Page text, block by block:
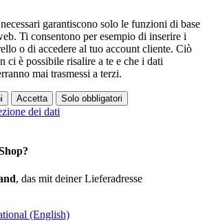
garantiscono solo le funzioni di base
Ti consentono per esempio di inserire i
o di accedere al tuo account cliente. Ciò
ci è possibile risalire a te e che i dati
mai trasmessi a terzi.
Accetta Solo obbligatori
dei dati
, das mit deiner Lieferadresse
(English)